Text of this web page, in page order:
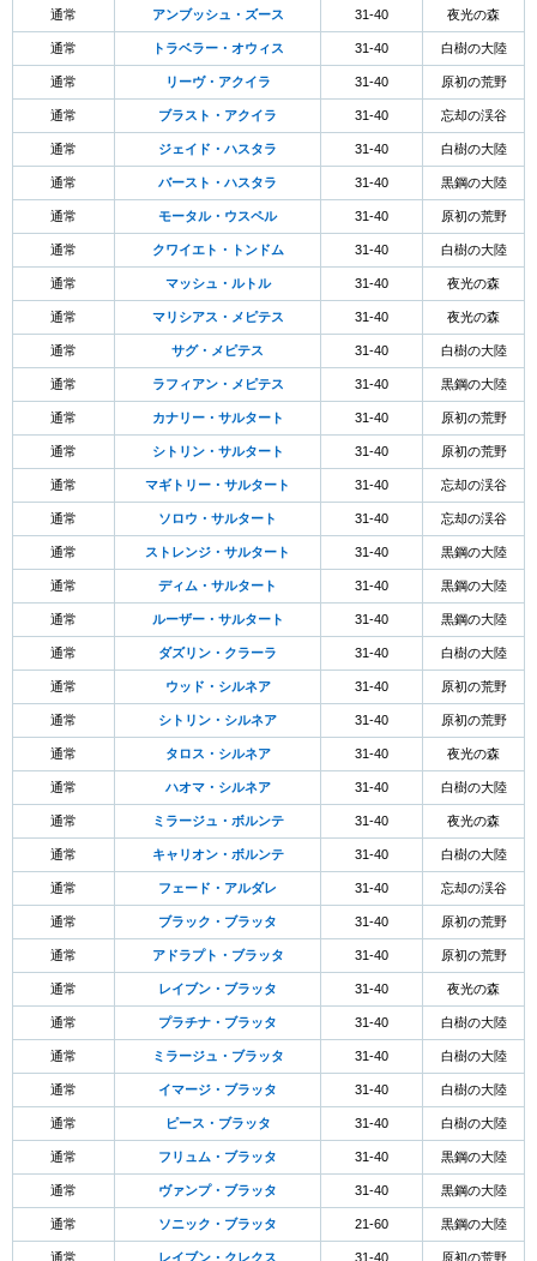
通常 アンブッシュ・ズース 31-40 夜光の森
通常 トラベラー・オウィス 31-40 白樹の大陸
通常 リーヴ・アクイラ 31-40 原初の荒野
通常 ブラスト・アクイラ 31-40 忘却の渓谷
通常 ジェイド・ハスタラ 31-40 白樹の大陸
通常 バースト・ハスタラ 31-40 黒鋼の大陸
通常 モータル・ウスペル 31-40 原初の荒野
通常 クワイエト・トンドム 31-40 白樹の大陸
通常 マッシュ・ルトル 31-40 夜光の森
通常 マリシアス・メピテス 31-40 夜光の森
通常 サグ・メピテス 31-40 白樹の大陸
通常 ラフィアン・メピテス 31-40 黒鋼の大陸
通常 カナリー・サルタート 31-40 原初の荒野
通常 シトリン・サルタート 31-40 原初の荒野
通常 マギトリー・サルタート 31-40 忘却の渓谷
通常 ソロウ・サルタート 31-40 忘却の渓谷
通常 ストレンジ・サルタート 31-40 黒鋼の大陸
通常 ディム・サルタート 31-40 黒鋼の大陸
通常 ルーザー・サルタート 31-40 黒鋼の大陸
通常 ダズリン・クラーラ 31-40 白樹の大陸
通常 ウッド・シルネア 31-40 原初の荒野
通常 シトリン・シルネア 31-40 原初の荒野
通常 タロス・シルネア 31-40 夜光の森
通常 ハオマ・シルネア 31-40 白樹の大陸
通常 ミラージュ・ボルンテ 31-40 夜光の森
通常 キャリオン・ボルンテ 31-40 白樹の大陸
通常 フェード・アルダレ 31-40 忘却の渓谷
通常 ブラック・ブラッタ 31-40 原初の荒野
通常 アドラプト・ブラッタ 31-40 原初の荒野
通常 レイブン・ブラッタ 31-40 夜光の森
通常 プラチナ・ブラッタ 31-40 白樹の大陸
通常 ミラージュ・ブラッタ 31-40 白樹の大陸
通常 イマージ・ブラッタ 31-40 白樹の大陸
通常 ピース・ブラッタ 31-40 白樹の大陸
通常 フリュム・ブラッタ 31-40 黒鋼の大陸
通常 ヴァンプ・ブラッタ 31-40 黒鋼の大陸
通常 ソニック・ブラッタ 21-60 黒鋼の大陸
通常 レイブン・クレクス 31-40 原初の荒野